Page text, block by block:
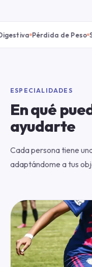
Pérdida de Peso SIBO
ESPECIALIDADES
En qué
ayudarte
Cada persona tiene
adaptándome a tus